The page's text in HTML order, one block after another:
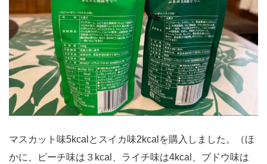
マスカット味5kcalとスイカ味2kcalを購入しました。（ほ
かに、ピーチ味は３kcal、ライチ味は4kcal、ブドウ味は